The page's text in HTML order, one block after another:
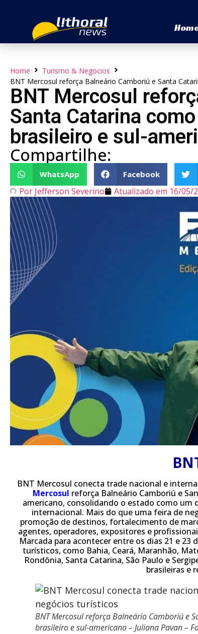
Home
Turismo & Negocios
BNT Mercosul reforça Balneário Camboriú e Santa
BNT Mercosul
Santa Catarina
brasileiro e sul-
Compartilhe:
WhatsApp Facebook
Por Jefferson Severino Atualizado em 16/05/
BNT Mercosul conecta trade nacional e
Mercosul reforça Balneário Camboriú e
americano, consolidando o estado como
internacional. Mais do que uma feira de
promoção de destinos, fortalecimento de
agentes, operadores, expositores e
Marcada para acontecer entre os dias 21 e
turísticos, como Bahia, Ceará, Maranhão,
Rondônia, Santa Catarina, São Paulo e
brasileiras e
BNT Mercosul reforça Balneário Camboriú e
brasileiro e sul-americano – Juliana Pavan –